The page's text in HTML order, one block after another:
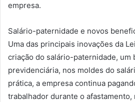
empresa.
Salário-paternidade e novos
Uma das principais inovações da
criação do salário-paternidade, um
previdenciária, nos moldes do
prática, a empresa continua
trabalhador durante o afastamento,